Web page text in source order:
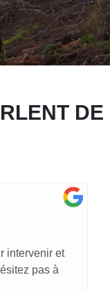
DE
intervenir et
pas à